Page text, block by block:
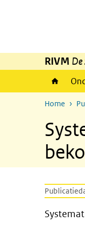
RIVM
Home